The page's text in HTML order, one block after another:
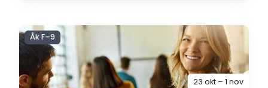
Åk F–9
23 okt – 1 nov